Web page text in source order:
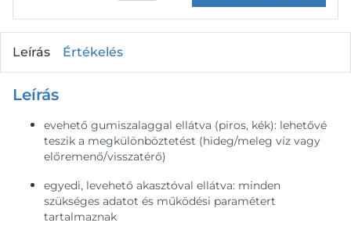
Leírás Értékelés
Leírás
evehető gumiszalaggal ellátva (piros, kék): lehetővé
teszik a megkülönböztetést (hideg/meleg víz vagy
előremenő/visszatérő)
egyedi, levehető akasztóval ellátva: minden
szükséges adatot és működési paramétert
tartalmaznak